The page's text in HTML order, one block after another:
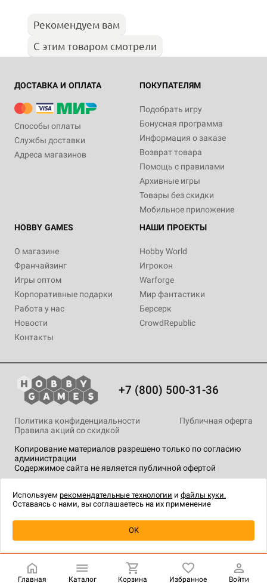
Уведомить о наличии
Рекомендуем вам
С этим товаром смотрели
ДОСТАВКА И ОПЛАТА
Способы оплаты
Службы доставки
Адреса магазинов
ПОКУПАТЕЛЯМ
Подобрать игру
Бонусная программа
Информация о заказе
Возврат товара
Помощь с правилами
Архивные игры
Товары без скидки
Мобильное приложение
HOBBY GAMES
О магазине
Франчайзинг
Игры оптом
Корпоративные подарки
Работа у нас
Новости
Контакты
НАШИ ПРОЕКТЫ
Hobby World
Игрокон
Warforge
Мир фантастики
Берсерк
CrowdRepublic
+7 (800) 500-31-36
Копирование материалов разрешено только по согласию
администрации
Содержимое сайта не является публичной офертой
Политика конфиденциальности
Публичная оферта
Правила акций со скидкой
технологии.
Главная Каталог Корзина Избранное Войти
Используем рекомендательные технологии и файлы куки.
Оставаясь с нами, вы соглашаетесь на их применение
OK